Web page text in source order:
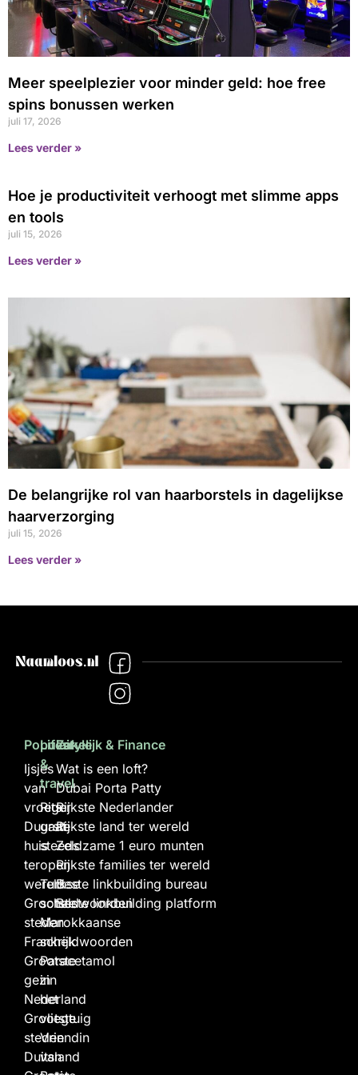
Meer speelplezier voor minder geld: hoe free
spins bonussen werken
juli 17, 2026
Lees verder »
Hoe je productiviteit verhoogt met slimme apps
en tools
juli 15, 2026
Lees verder »
De belangrijke rol van haarborstels in dagelijkse
haarverzorging
juli 15, 2026
Lees verder »
Populair
Ijsjes
van
vroeger
Duurste
huis
ter
wereld
Grootste
steden
Frankrijk
Grootste
gezin
Nederland
Grootste
steden
Duitsland
Lifestyle
&
travel
Rits
gaat
steeds
open
Turkse
scheldwoorden
Marokkaanse
scheldwoorden
Paracetamol
in
het
vliegtuig
Vriendin
van
Zakelijk & Finance
Wat is een loft?
Dubai Porta Patty
Rijkste Nederlander
Rijkste land ter wereld
Zeldzame 1 euro munten
Rijkste families ter wereld
Beste linkbuilding bureau
Beste linkbuilding platform